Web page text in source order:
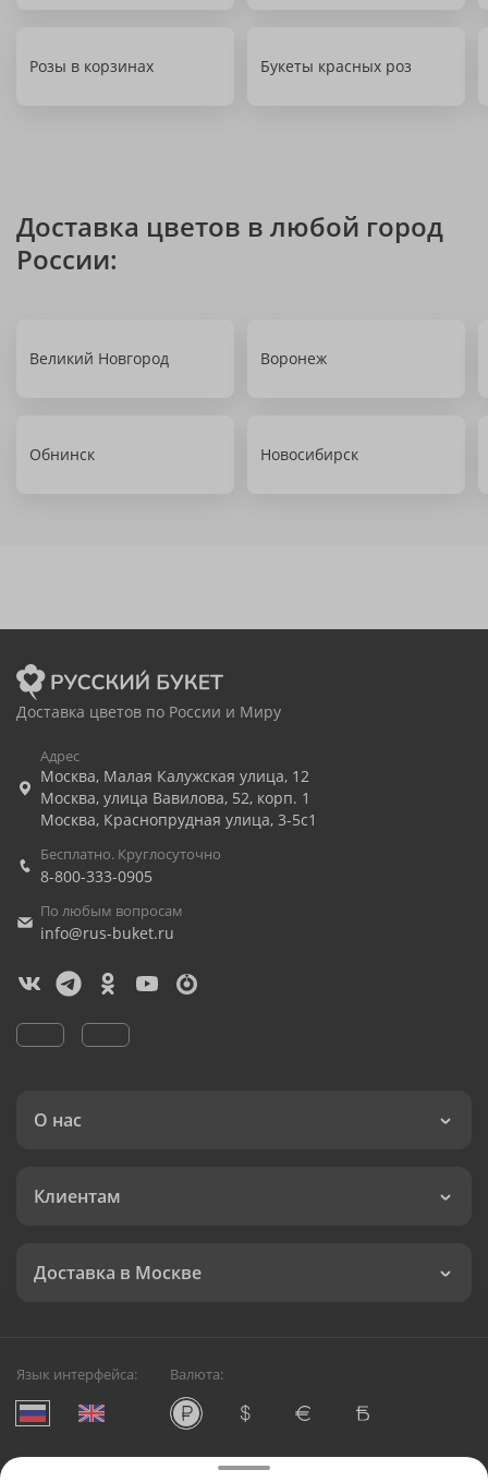
Розы в корзинах Букеты красных роз
Доставка цветов в любой город
России:
Великий Новгород Воронеж
Обнинск Новосибирск
Доставка цветов по России и Миру
Адрес
Москва, Малая Калужская улица, 12
Москва, улица Вавилова, 52, корп. 1
Москва, Краснопрудная улица, 3-5с1
Бесплатно. Круглосуточно
8-800-333-0905
По любым вопросам
info@rus-buket.ru
О нас
Клиентам
Доставка в Москве
Язык интерфейса: Валюта:
Служба круглосуточной доставки цветов в Москве